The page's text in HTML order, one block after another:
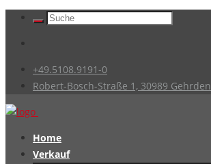
+49.5108.9191-0
Robert-Bosch-Straße 1, 30989 Gehrden
Home
Verkauf